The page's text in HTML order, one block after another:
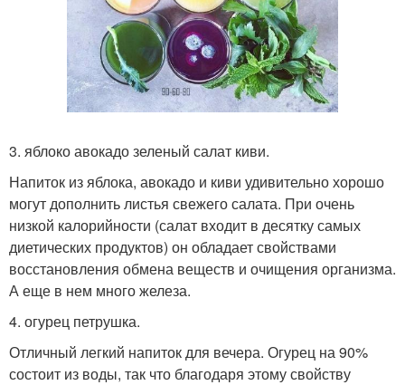
3. яблоко авокадо зеленый салат киви.
Напиток из яблока, авокадо и киви удивительно хорошо
могут дополнить листья свежего салата. При очень
низкой калорийности (салат входит в десятку самых
диетических продуктов) он обладает свойствами
восстановления обмена веществ и очищения организма.
А еще в нем много железа.
4. огурец петрушка.
Отличный легкий напиток для вечера. Огурец на 90%
состоит из воды, так что благодаря этому свойству